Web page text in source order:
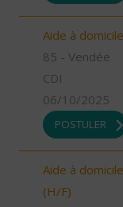
Aide à
85 - Vendée
CDI
06/10/2025
POSTULER
Aide à
(H/F)